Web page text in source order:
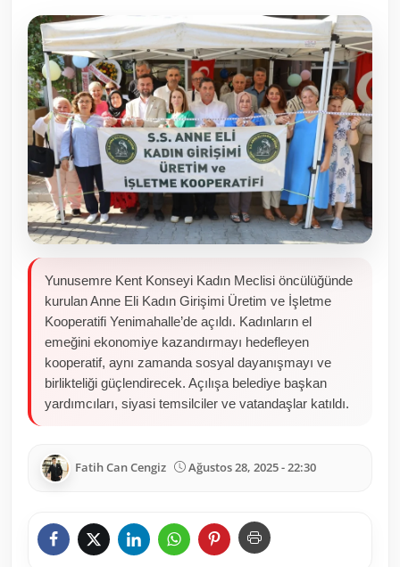
Sivil Toplum Kuruluşları
Kamu Kurumları ve Üst Kurullar
Resmi Reklamlar
Yunusemre Kent Konseyi Kadın Meclisi öncülüğünde
kurulan Anne Eli Kadın Girişimi Üretim ve İşletme
Kooperatifi Yenimahalle’de açıldı. Kadınların el
emeğini ekonomiye kazandırmayı hedefleyen
kooperatif, aynı zamanda sosyal dayanışmayı ve
birlikteliği güçlendirecek. Açılışa belediye başkan
yardımcıları, siyasi temsilciler ve vatandaşlar katıldı.
Fatih Can Cengiz Ağustos 28, 2025 - 22:30